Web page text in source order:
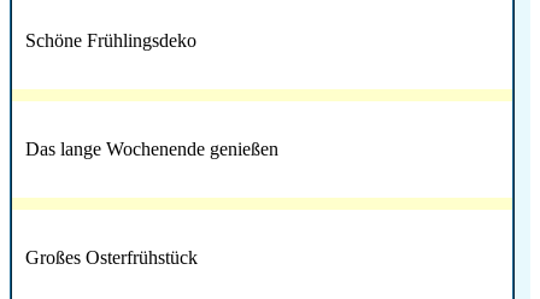
Schöne Frühlingsdeko
Das lange Wochenende genießen
Großes Osterfrühstück